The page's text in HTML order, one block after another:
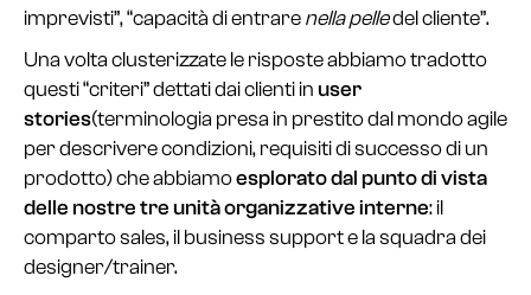
imprevisti”, “capacità di entrarenella pelledel cliente”.
Una volta clusterizzate le risposte abbiamo tradotto
questi “criteri” dettati dai clienti inuser
stories(terminologia presa in prestito dal mondo agile
per descrivere condizioni, requisiti di successo di un
prodotto) che abbiamoesplorato dal punto di vista
delle nostre tre unità organizzative interne: il
comparto sales, il business support e la squadra dei
designer/trainer.